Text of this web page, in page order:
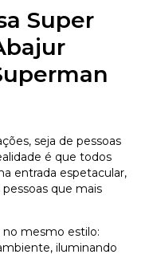
Super
seja de pessoas
é que todos
entrada espetacular,
que mais
no mesmo estilo:
iluminando